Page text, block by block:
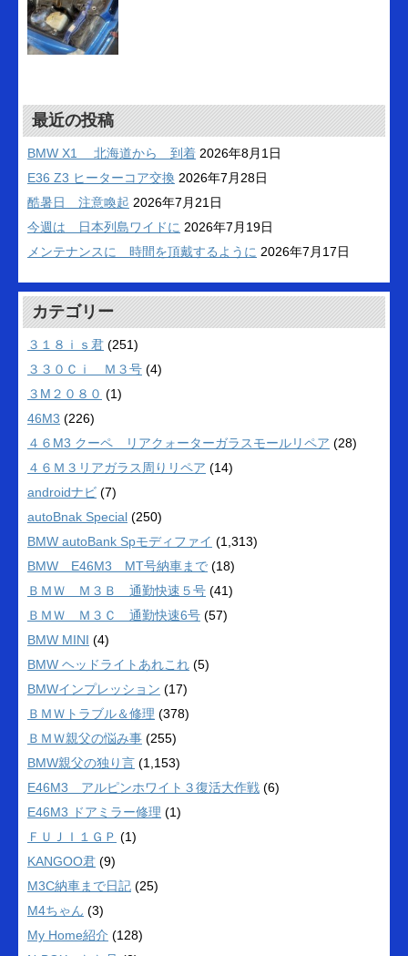
最近の投稿
BMW X1 北海道から 到着 2026年8月1日
E36 Z3 ヒーターコア交換 2026年7月28日
酷暑日 注意喚起 2026年7月21日
今週は 日本列島ワイドに 2026年7月19日
メンテナンスに 時間を頂戴するように 2026年7月17日
カテゴリー
３１８ｉｓ君 (251)
３３０Ｃｉ Ｍ３号 (4)
３M２０８０ (1)
46M3 (226)
４６M3 クーペ リアクォーターガラスモールリペア (28)
４６Ｍ３リアガラス周りリペア (14)
androidナビ (7)
autoBnak Special (250)
BMW autoBank Spモディファイ (1,313)
BMW E46M3 MT号納車まで (18)
ＢＭＷ Ｍ３Ｂ 通勤快速５号 (41)
ＢＭＷ Ｍ３Ｃ 通勤快速6号 (57)
BMW MINI (4)
BMW ヘッドライトあれこれ (5)
BMWインプレッション (17)
ＢＭＷトラブル＆修理 (378)
ＢＭＷ親父の悩み事 (255)
BMW親父の独り言 (1,153)
E46M3 アルピンホワイト３復活大作戦 (6)
E46M3 ドアミラー修理 (1)
ＦＵＪＩ１ＧＰ (1)
KANGOO君 (9)
M3C納車まで日記 (25)
M4ちゃん (3)
My Home紹介 (128)